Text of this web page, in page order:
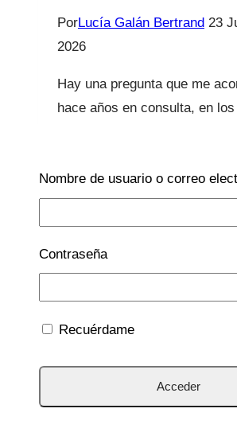
PorLucía Galán Bertrand 23
2026
Hay una pregunta que me
hace años en consulta, en
no llegamos? ¿Cuántas
Leer más
Sevilla
Canarias
Divulgación Médica
Nombre de usuario o correo
Contraseña
Recuérdame